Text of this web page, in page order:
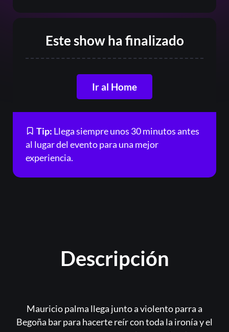
Este show ha finalizado
Ir al Home
Tip: Llega siempre unos 30 minutos antes
al lugar del evento para una mejor
experiencia.
Descripción
Mauricio palma llega junto a violento parra a
Begoña bar para hacerte reír con toda la ironía y el
Or
¿Olvidaste la contraseña?